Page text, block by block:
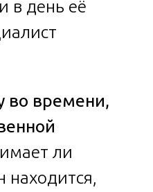
в день её
во времени,
ли
находится,